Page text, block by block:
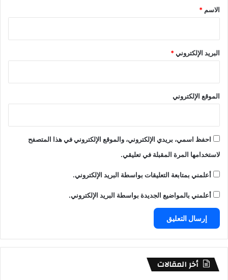
*
الاسم *
البريد الإلكتروني*
الموقع الإلكتروني
احفظ اسمي، بريدي الإلكتروني، والموقع الإلكتروني في هذا المتصفح
لاستخدامها المرة المقبلة في تعليقي.
أعلمني بمتابعة التعليقات بواسطة البريد الإلكتروني.
أعلمني بالمواضيع الجديدة بواسطة البريد الإلكتروني.
أخر المقالات